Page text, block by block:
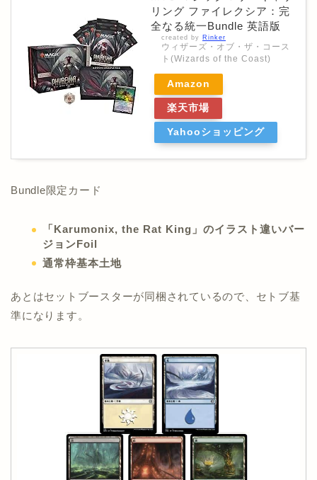
リング ファイレクシア：完
全なる統一Bundle 英語版
created by Rinker
ウィザーズ・オブ・ザ・コース
ト(Wizards of the Coast)
Amazon
楽天市場
Yahooショッピング
Bundle限定カード
「Karumonix, the Rat King」のイラスト違いバー
ジョンFoil
通常枠基本土地
あとはセットブースターが同梱されているので、セトブ基
準になります。